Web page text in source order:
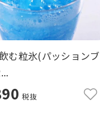
む粒氷(パッションブ
税抜